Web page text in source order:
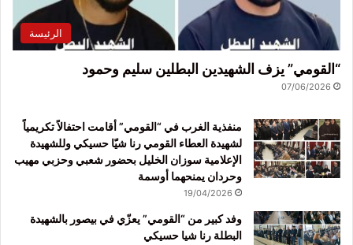
الرئيسة
“القومي” يزف الشهيدين البطلين سليم وحمود
07/06/2026
منفذية الغرب في “القومي” أقامت احتفالاً تكريمياً
لشهيدة العطاء القومي رنا شيّا حسيكي وللشهيدة
الإعلامية سوزان الخليل بحضور شعبي وحزبي مهيب
وحردان يمنحهما أوسمة
19/04/2026
وفد كبير من “القومي” يعزّي في بيصور بالشهيدة
البطلة رنا شيا حسيكي